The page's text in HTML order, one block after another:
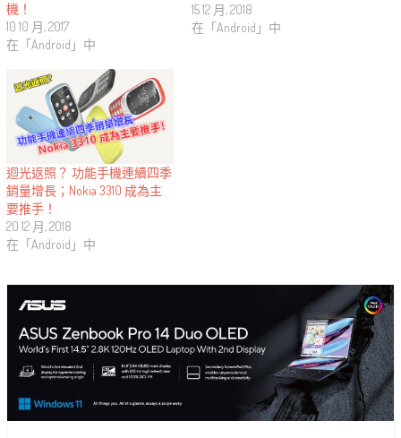
機！
10 10 月, 2017
在「Android」中
15 12 月, 2018
在「Android」中
迴光返照？ 功能手機連續四季
銷量增長；Nokia 3310 成為主
要推手！
20 12 月, 2018
在「Android」中